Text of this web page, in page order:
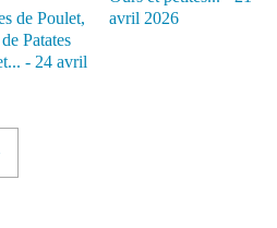
de Poulet,
Patates
- 24 avril
avril 2026